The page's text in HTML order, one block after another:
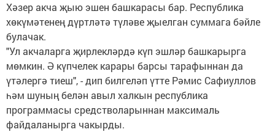
Хәзер акча җыю эшен башкарасы бар. Республика
хөкүмәтенең дүртләтә түләве җыелган суммага бәйле
булачак.
"Ул акчаларга җирлекләрдә күп эшләр башкарырга
мөмкин. Ә күпчелек карары барсы тарафыннан да
үтәлергә тиеш", - дип билгеләп үтте Рәмис Сафиуллов
һәм шуның белән авыл халкын республика
программасы средстволарыннан максималь
файдаланырга чакырды.